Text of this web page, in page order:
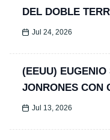
DEL DOBLE
Jul 24, 2026
(EEUU)
JONRONES CON
Jul 13, 2026